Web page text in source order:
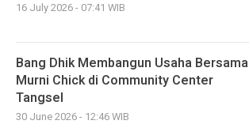
16 July 2026 - 07:41 WIB
Bang Dhik Membangun Usaha Bersama
Murni Chick di Community Center
Tangsel
30 June 2026 - 12:46 WIB